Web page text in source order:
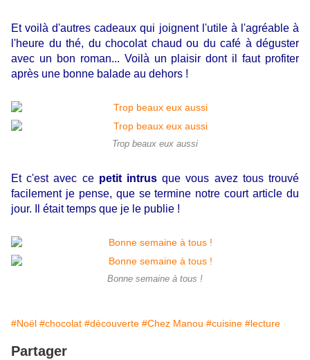
Et voilà d'autres cadeaux qui joignent l'utile à l'agréable à
l'heure du thé, du chocolat chaud ou du café à déguster
avec un bon roman... Voilà un plaisir dont il faut profiter
après une bonne balade au dehors !
Trop beaux eux aussi
Et c'est avec ce petit intrusque vous avez tous trouvé
facilement je pense, que se termine notre court article du
jour. Il était temps que je le publie !
Bonne semaine à tous !
#Noël #chocolat #découverte #Chez Manou #cuisine #lecture
Partager